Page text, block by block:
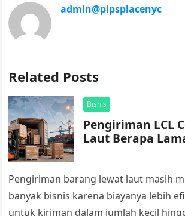
admin@pipsplacenyc
Related Posts
Bisnis
Pengiriman LCL
Laut Berapa
Pengiriman barang lewat laut masih
banyak bisnis karena biayanya lebih
untuk kiriman dalam jumlah kecil